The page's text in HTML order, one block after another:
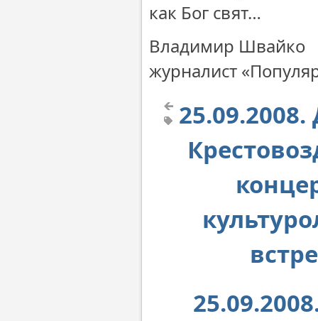
как Бог свят…
Владимир Швайко
журналист